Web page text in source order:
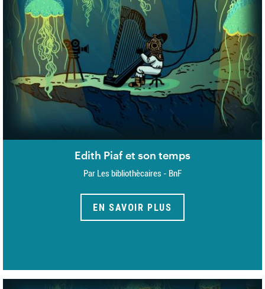
Edith Piaf et son temps
Par Les bibliothècaires - BnF
EN SAVOIR PLUS